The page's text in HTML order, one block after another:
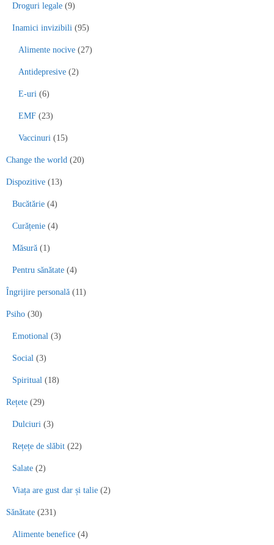
Droguri legale (9)
Inamici invizibili (95)
Alimente nocive (27)
Antidepresive (2)
E-uri (6)
EMF (23)
Vaccinuri (15)
Change the world (20)
Dispozitive (13)
Bucătărie (4)
Curățenie (4)
Măsură (1)
Pentru sănătate (4)
Îngrijire personală (11)
Psiho (30)
Emotional (3)
Social (3)
Spiritual (18)
Rețete (29)
Dulciuri (3)
Rețețe de slăbit (22)
Salate (2)
Viața are gust dar și talie (2)
Sănătate (231)
Alimente benefice (4)